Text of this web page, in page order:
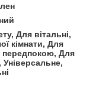
Для вітальні,
кімнати, Для
передпокою, Для